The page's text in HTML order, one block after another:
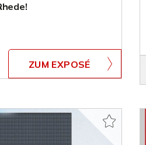
ZUM EXPOSÉ